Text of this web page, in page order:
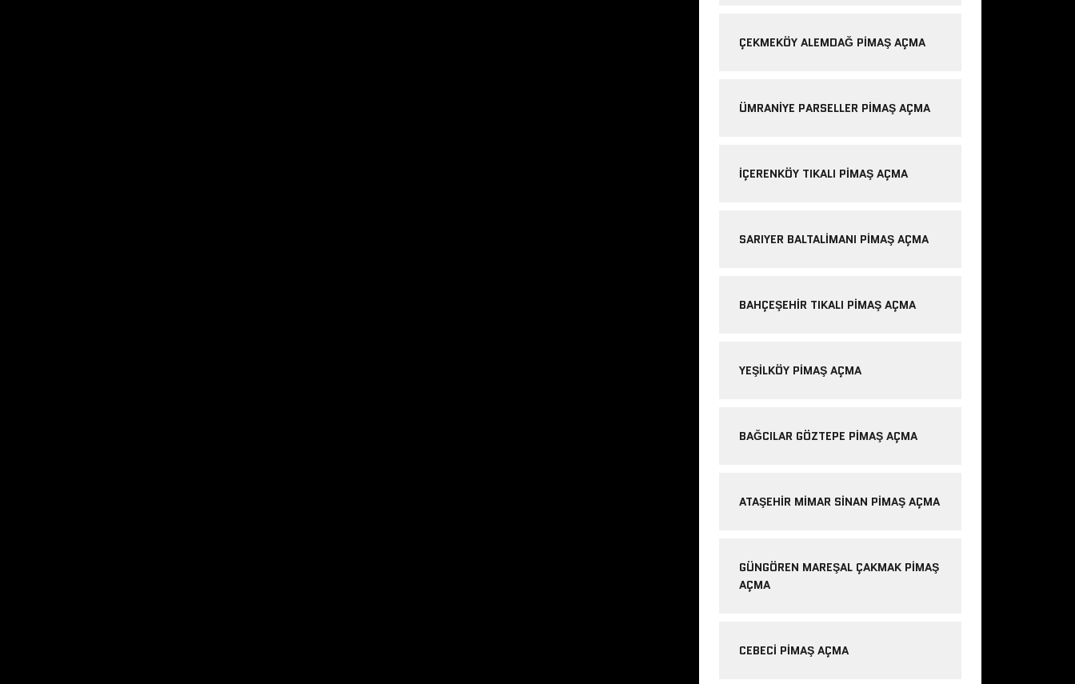
ÇEKMEKÖY ALEMDAĞ PIMAŞ AÇMA
ÜMRANIYE PARSELLER PIMAŞ AÇMA
IÇERENKÖY TIKALI PIMAŞ AÇMA
SARIYER BALTALIMANI PIMAŞ AÇMA
BAHÇEŞEHIR TIKALI PIMAŞ AÇMA
YEŞILKÖY PIMAŞ AÇMA
BAĞCILAR GÖZTEPE PIMAŞ AÇMA
ATAŞEHIR MIMAR SINAN PIMAŞ AÇMA
GÜNGÖREN MAREŞAL ÇAKMAK PIMAŞ
AÇMA
CEBECI PIMAŞ AÇMA